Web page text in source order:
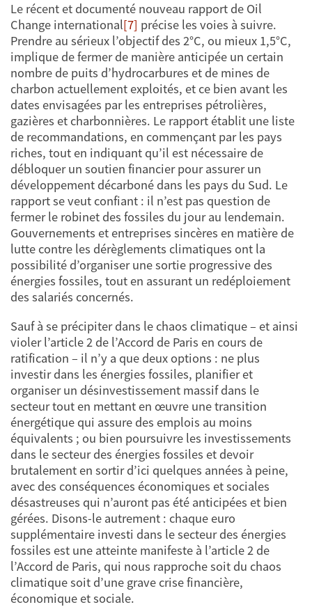
Le récent et documenté nouveau rapport de Oil
Change international[7] précise les voies à suivre.
Prendre au sérieux l’objectif des 2°C, ou mieux 1,5°C,
implique de fermer de manière anticipée un certain
nombre de puits d’hydrocarbures et de mines de
charbon actuellement exploités, et ce bien avant les
dates envisagées par les entreprises pétrolières,
gazières et charbonnières. Le rapport établit une liste
de recommandations, en commençant par les pays
riches, tout en indiquant qu’il est nécessaire de
débloquer un soutien financier pour assurer un
développement décarboné dans les pays du Sud. Le
rapport se veut confiant : il n’est pas question de
fermer le robinet des fossiles du jour au lendemain.
Gouvernements et entreprises sincères en matière de
lutte contre les dérèglements climatiques ont la
possibilité d’organiser une sortie progressive des
énergies fossiles, tout en assurant un redéploiement
des salariés concernés.
Sauf à se précipiter dans le chaos climatique – et ainsi
violer l’article 2 de l’Accord de Paris en cours de
ratification – il n’y a que deux options : ne plus
investir dans les énergies fossiles, planifier et
organiser un désinvestissement massif dans le
secteur tout en mettant en œuvre une transition
énergétique qui assure des emplois au moins
équivalents ; ou bien poursuivre les investissements
dans le secteur des énergies fossiles et devoir
brutalement en sortir d’ici quelques années à peine,
avec des conséquences économiques et sociales
désastreuses qui n’auront pas été anticipées et bien
gérées. Disons-le autrement : chaque euro
supplémentaire investi dans le secteur des énergies
fossiles est une atteinte manifeste à l’article 2 de
l’Accord de Paris, qui nous rapproche soit du chaos
climatique soit d’une grave crise financière,
économique et sociale.